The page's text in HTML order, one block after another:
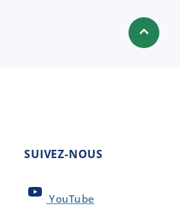
SUIVEZ-NOUS
YouTube